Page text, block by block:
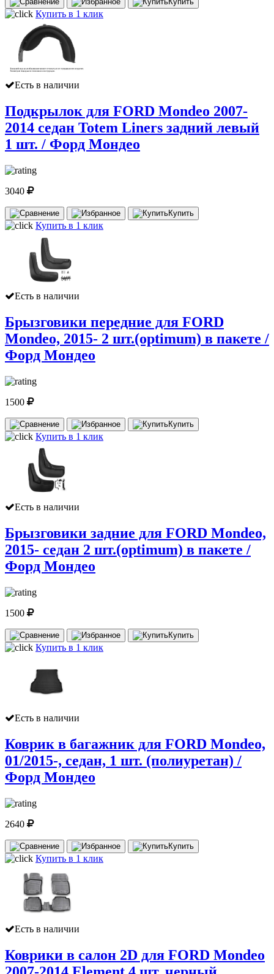
Купить в 1 клик
Есть в наличии
Подкрылок для FORD Mondeo 2007-
2014 седан Totem Liners задний левый
1 шт. / Форд Мондео
3040
Купить
Купить в 1 клик
Есть в наличии
Брызговики передние для FORD
Mondeo, 2015- 2 шт.(optimum) в пакете /
Форд Мондео
1500
Купить
Купить в 1 клик
Есть в наличии
Брызговики задние для FORD Mondeo,
2015- седан 2 шт.(optimum) в пакете /
Форд Мондео
1500
Купить
Купить в 1 клик
Есть в наличии
Коврик в багажник для FORD Mondeo,
01/2015-, седан, 1 шт. (полиуретан) /
Форд Мондео
2640
Купить
Купить в 1 клик
Есть в наличии
Коврики в салон 2D для FORD Mondeo